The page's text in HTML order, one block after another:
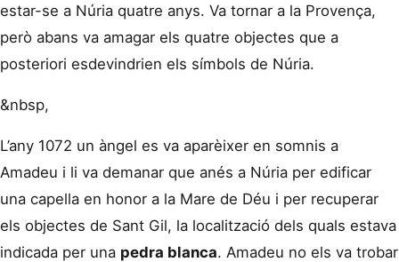
estar-se a Núria quatre anys. Va tornar a la Provença,
però abans va amagar els quatre objectes que a
posteriori esdevindrien els símbols de Núria.
&nbsp,
L’any 1072 un àngel es va aparèixer en somnis a
Amadeu i li va demanar que anés a Núria per edificar
una capella en honor a la Mare de Déu i per recuperar
els objectes de Sant Gil, la localització dels quals estava
indicada per una pedra blanca. Amadeu no els va trobar